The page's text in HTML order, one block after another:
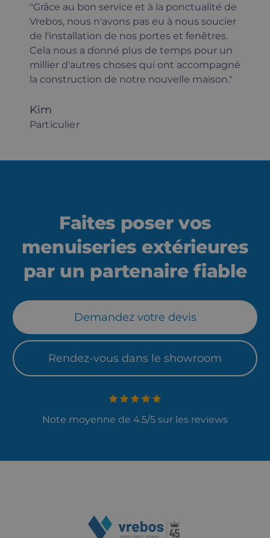
"Grâce au bon service et à la ponctualité de
Vrebos, nous n'avons pas eu à nous soucier
de l'installation de nos portes et fenêtres.
Cela nous a donné plus de temps pour un
millier d'autres choses qui ont accompagné
la construction de notre nouvelle maison."
Kim
Particulier
Faites poser vos
menuiseries extérieures
par un partenaire fiable
Demandez votre devis
Rendez-vous dans le showroom
Note moyenne de 4.5/5 sur les reviews